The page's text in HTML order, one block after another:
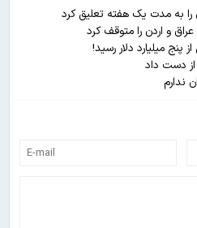
را به مدت یک هفته تعلیق کرد
عراق و اردن را متوقف کرد
میلیارد دلار رسید!
از دست داد
ندارم